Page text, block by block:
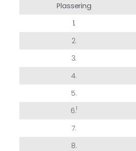
Plassering
1.
2.
3.
4.
5.
6.1
7.
8.